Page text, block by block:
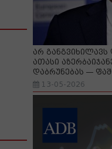
არ განგვიხილავს
ათასი
დაბრუნებას —
13-05-2026